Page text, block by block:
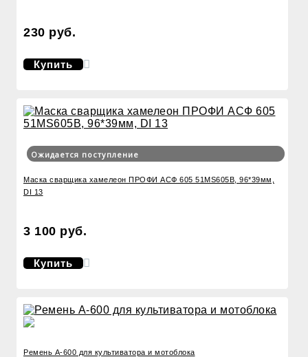
230 руб.
Купить
Ожидается поступление
Маска сварщика хамелеон ПРОФИ АСФ 605 51MS605B, 96*39мм,
DI 13
3 100 руб.
Купить
Ремень А-600 для культиватора и мотоблока